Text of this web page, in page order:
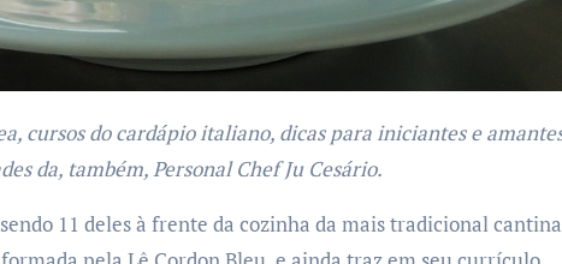
da, também, Personal Chef Ju Cesário.
11 deles à frente da cozinha da mais tradicional cantina